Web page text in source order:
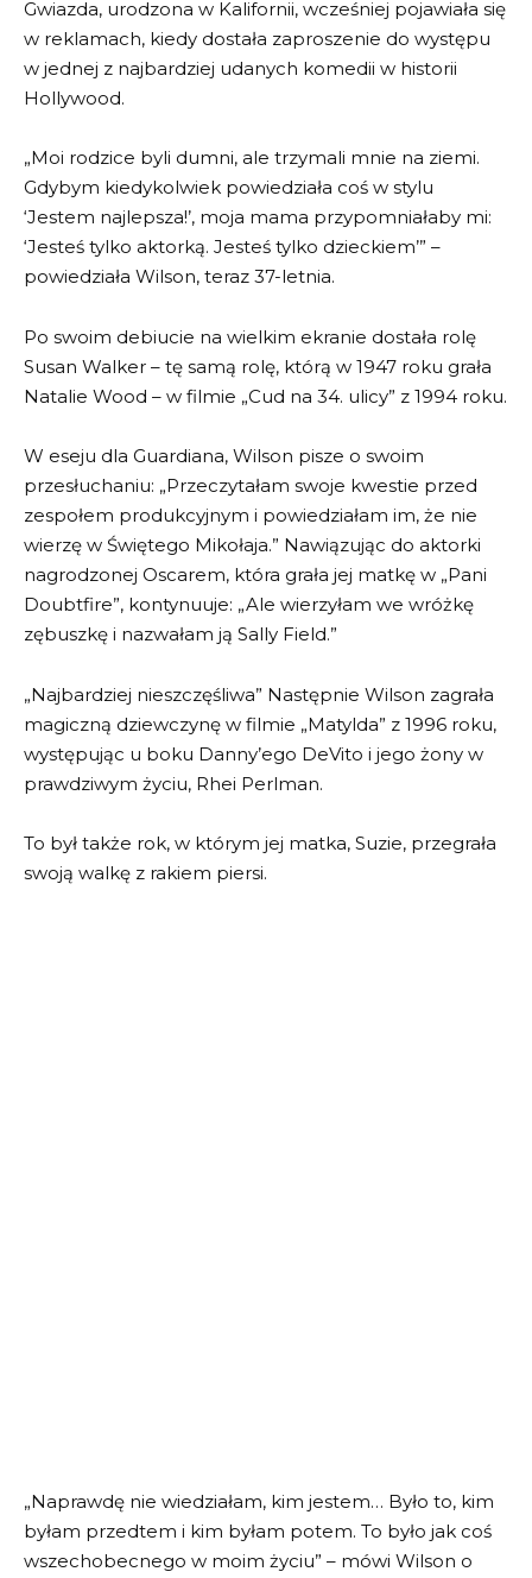
Gwiazda, urodzona w Kalifornii, wcześniej pojawiała się
w reklamach, kiedy dostała zaproszenie do występu
w jednej z najbardziej udanych komedii w historii
Hollywood.
„Moi rodzice byli dumni, ale trzymali mnie na ziemi.
Gdybym kiedykolwiek powiedziała coś w stylu
‘Jestem najlepsza!’, moja mama przypomniałaby mi:
‘Jesteś tylko aktorką. Jesteś tylko dzieckiem’” –
powiedziała Wilson, teraz 37-letnia.
Po swoim debiucie na wielkim ekranie dostała rolę
Susan Walker – tę samą rolę, którą w 1947 roku grała
Natalie Wood – w filmie „Cud na 34. ulicy” z 1994 roku.
W eseju dla Guardiana, Wilson pisze o swoim
przesłuchaniu: „Przeczytałam swoje kwestie przed
zespołem produkcyjnym i powiedziałam im, że nie
wierzę w Świętego Mikołaja.” Nawiązując do aktorki
nagrodzonej Oscarem, która grała jej matkę w „Pani
Doubtfire”, kontynuuje: „Ale wierzyłam we wróżkę
zębuszkę i nazwałam ją Sally Field.”
„Najbardziej nieszczęśliwa” Następnie Wilson zagrała
magiczną dziewczynę w filmie „Matylda” z 1996 roku,
występując u boku Danny’ego DeVito i jego żony w
prawdziwym życiu, Rhei Perlman.
To był także rok, w którym jej matka, Suzie, przegrała
swoją walkę z rakiem piersi.
„Naprawdę nie wiedziałam, kim jestem… Było to, kim
byłam przedtem i kim byłam potem. To było jak coś
wszechobecnego w moim życiu” – mówi Wilson o